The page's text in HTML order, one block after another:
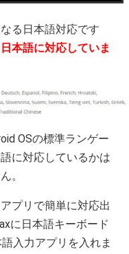
る日本語対応です
本語に対応していま
OSの標準ランゲー
に対応しているかは
。
プリで簡単に対応出
に日本語キーボード
入力アプリを入れま